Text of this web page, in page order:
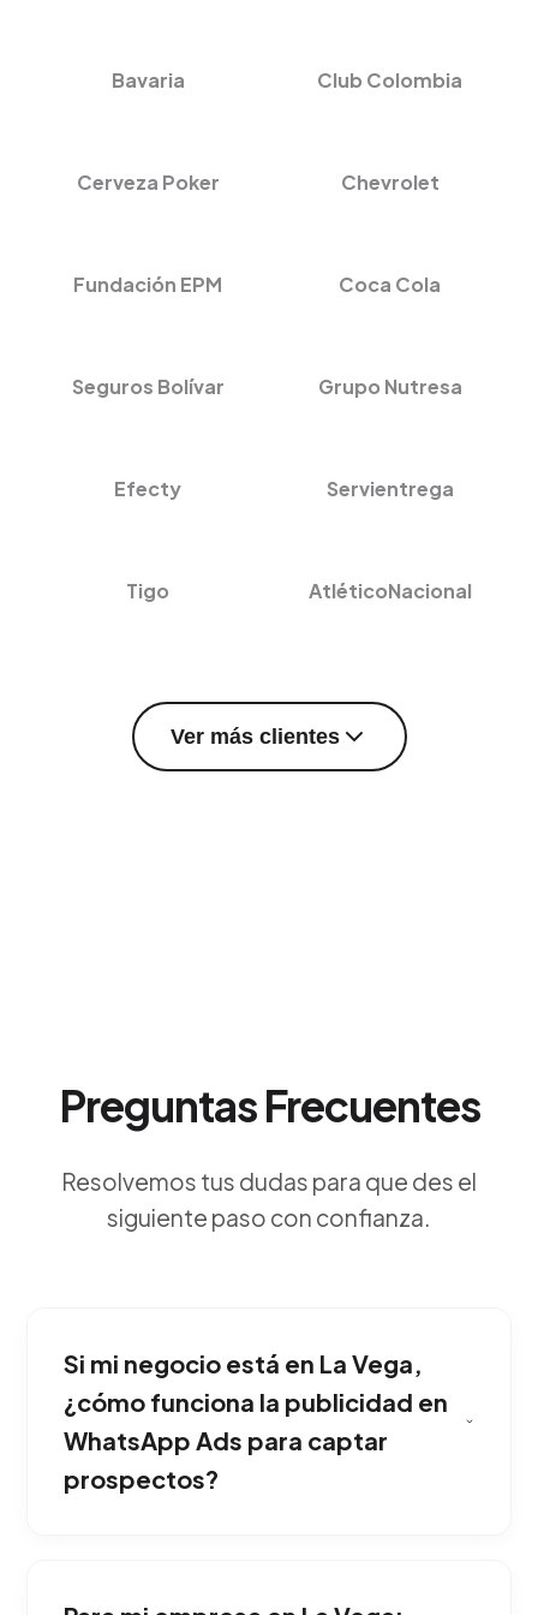
Bavaria Club Colombia
Cerveza Poker Chevrolet
Fundación EPM Coca Cola
Seguros Bolívar Grupo Nutresa
Efecty Servientrega
Tigo AtléticoNacional
Ver más clientes
Preguntas Frecuentes
Resolvemos tus dudas para que des el
siguiente paso con confianza.
Si mi negocio está en La Vega,
¿cómo funciona la publicidad en
WhatsApp Ads para captar
prospectos?